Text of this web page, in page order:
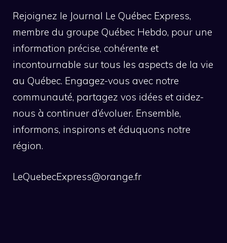
Rejoignez le Journal Le Québec Express,
membre du groupe Québec Hebdo, pour une
information précise, cohérente et
incontournable sur tous les aspects de la vie
au Québec. Engagez-vous avec notre
communauté, partagez vos idées et aidez-
nous à continuer d’évoluer. Ensemble,
informons, inspirons et éduquons notre
région.
LeQuebecExpress@orange.fr